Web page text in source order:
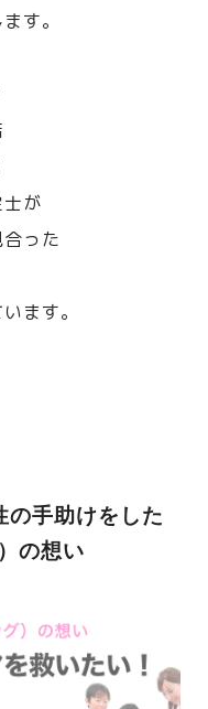
す。
が
った
ます。
の手助けをした
の想い